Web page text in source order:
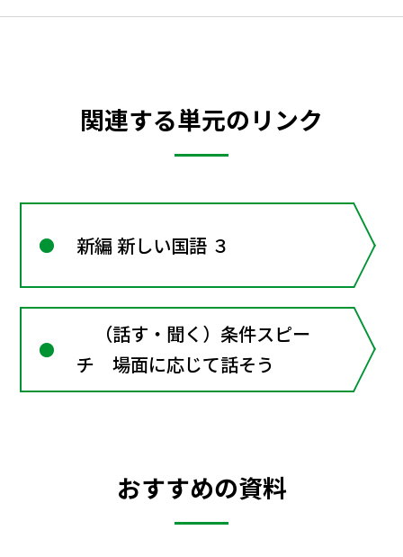
関連する単元のリンク
新編 新しい国語 ３
（話す・聞く）条件スピー
チ 場面に応じて話そう
おすすめの資料